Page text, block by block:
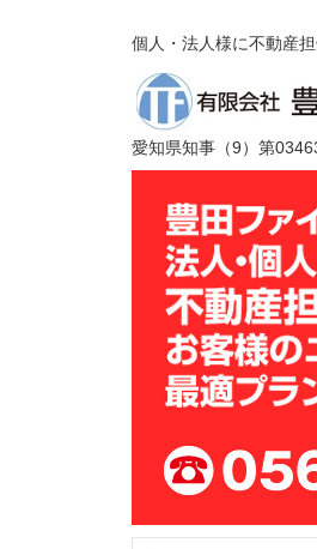
個人・法人様に不動産
愛知県知事（9）第